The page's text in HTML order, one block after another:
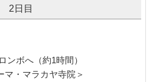
2日目
ボへ（約1時間）
マ・マラカヤ寺院＞